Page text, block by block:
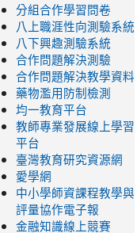
分組合作學習問卷
八上職涯性向測驗系統
八下興趣測驗系統
合作問題解決測驗
合作問題解決教學資料
藥物濫用防制檢測
均一教育平台
教師專業發展線上學習
平台
臺灣教育研究資源網
愛學網
中小學師資課程教學與
評量協作電子報
金融知識線上競賽